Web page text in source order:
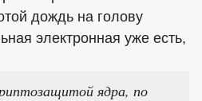
дождь на голову
электронная уже есть,
ядра, по